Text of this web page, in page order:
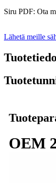
Siru PDF: Ota
Lähetä meille
OEM